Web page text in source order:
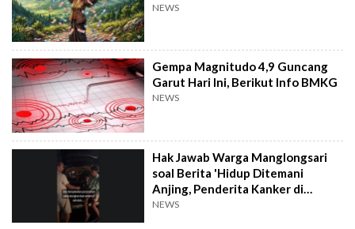
NEWS
Gempa Magnitudo 4,9 Guncang
Garut Hari Ini, Berikut Info BMKG
NEWS
Hak Jawab Warga Manglongsari
soal Berita 'Hidup Ditemani
Anjing, Penderita Kanker di
Wonosobo Diamuk Warga'
NEWS